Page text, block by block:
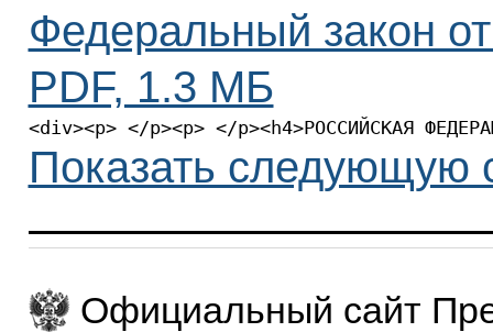
Федеральный закон
PDF, 1.3 МБ
<div><p> </p><p> </
Показать следующую
Официальный сайт